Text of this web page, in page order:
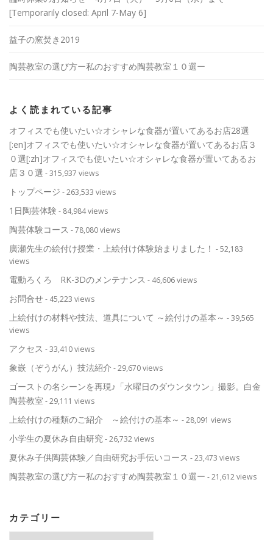
[Temporarily closed: April 7-May 6]
益子の窯焚き2019
陶芸教室の選び方ー私のおすすめ陶芸教室１０選ー
よく読まれている記事
オフィスでも使いたい☆オシャレな食器が置いてあるお店28選
[:en]オフィスでも使いたい☆オシャレな食器が置いてあるお店３
０選[:zh]オフィスでも使いたい☆オシャレな食器が置いてあるお
店３０選 - 315,937 views
トップページ - 263,533 views
1日陶芸体験 - 84,984 views
陶芸体験コース - 78,080 views
廣瀬先生の絵付け授業・上絵付け体験始まりました！ - 52,183
views
電動ろくろ RK-3Dのメンテナンス - 46,606 views
お問合せ- 45,223 views
上絵付けの材料や技法、道具について ～絵付けの基本～ - 39,565
views
アクセス - 33,410 views
象嵌（ぞうがん）技法紹介 - 29,670 views
ゴーストの名シーンを再現♪「水曜日のダウンタウン」撮影。白金
陶芸教室 - 29,111 views
上絵付けの種類のご紹介 ～絵付けの基本～ - 28,091 views
小学生の夏休み自由研究- 26,732 views
夏休み子供陶芸体験／自由研究お手伝いコース - 23,473 views
陶芸教室の選び方ー私のおすすめ陶芸教室１０選ー - 21,612 views
カテゴリー